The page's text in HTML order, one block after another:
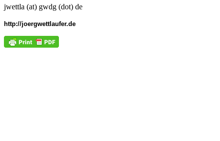
jwettla (at) gwdg (dot) de
http://joergwettlaufer.de